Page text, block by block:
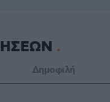
Δημοφιλή